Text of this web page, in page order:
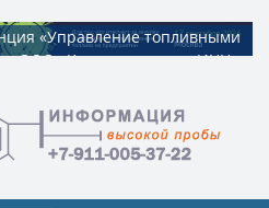
«Управление топливными
ООО «Квадрат ресурс» ИНН
«Управление топливными
ООО «Квадрат ресурс» ИНН